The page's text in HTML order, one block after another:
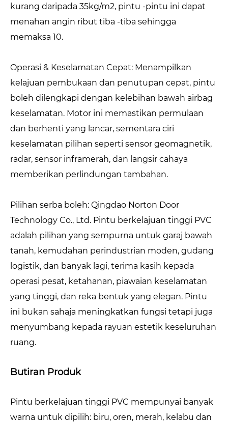
kurang daripada 35kg/m2, pintu -pintu ini dapat
menahan angin ribut tiba -tiba sehingga
memaksa 10.
Operasi & Keselamatan Cepat: Menampilkan
kelajuan pembukaan dan penutupan cepat, pintu
boleh dilengkapi dengan kelebihan bawah airbag
keselamatan. Motor ini memastikan permulaan
dan berhenti yang lancar, sementara ciri
keselamatan pilihan seperti sensor geomagnetik,
radar, sensor inframerah, dan langsir cahaya
memberikan perlindungan tambahan.
Pilihan serba boleh: Qingdao Norton Door
Technology Co., Ltd. Pintu berkelajuan tinggi PVC
adalah pilihan yang sempurna untuk garaj bawah
tanah, kemudahan perindustrian moden, gudang
logistik, dan banyak lagi, terima kasih kepada
operasi pesat, ketahanan, piawaian keselamatan
yang tinggi, dan reka bentuk yang elegan. Pintu
ini bukan sahaja meningkatkan fungsi tetapi juga
menyumbang kepada rayuan estetik keseluruhan
ruang.
Butiran Produk
Pintu berkelajuan tinggi PVC mempunyai banyak
warna untuk dipilih: biru, oren, merah, kelabu dan